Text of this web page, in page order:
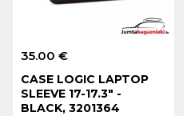
35.00 €
CASE LOGIC LAPTOP
SLEEVE 17-17.3" -
BLACK, 3201364